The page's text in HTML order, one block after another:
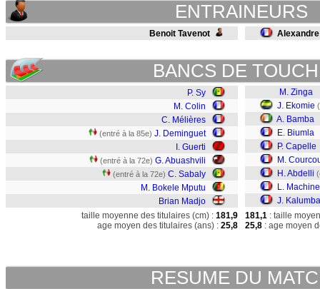
ENTRAINEURS
Benoit Tavenot
BANCS DE
P. Sy
M. Colin
C. Mélières
(entré à la 85e) J. Deminguet
I. Guerti
(entré à la 72e) G. Abuashvili
(entré à la 72e) C. Sabaly
M. Bokele Mputu
Brian Madjo
M. Zinga
J. Ekomie
A. Bamba
E. Biumla
P. Capelle
M.
H. Abdelli
L. Machine
J. Kalumba
taille moyenne des titulaires (cm) : 181,9
age moyen des titulaires (ans) : 25,8
181,1 : taille
25,8 : age moyen
RESUME DU